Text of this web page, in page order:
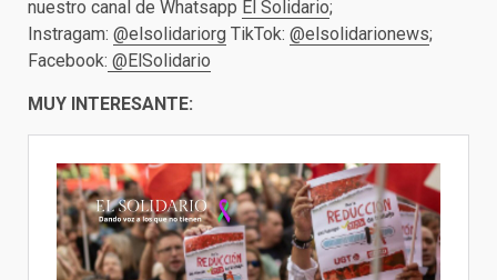
nuestro canal de Whatsapp El Solidario;
Instragam: @elsolidariorg TikTok: @elsolidarionews;
Facebook: @ElSolidario
MUY INTERESANTE: